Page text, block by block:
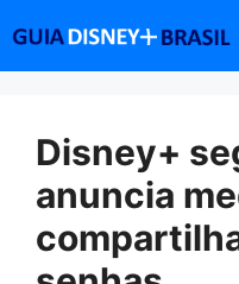
conteúdo
Disney+
anuncia